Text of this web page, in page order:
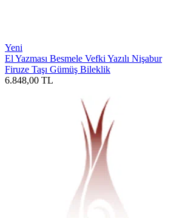
Yeni
El Yazması Besmele Vefki Yazılı Nişabur
Firuze Taşı Gümüş Bileklik
6.848,00 TL